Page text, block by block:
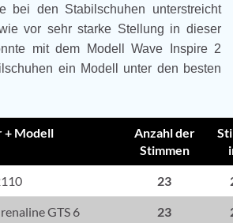
bei den Stabilschuhen unterstreicht
vor sehr starke Stellung in dieser
mit dem Modell Wave Inspire 2
ein Modell unter den besten
+ Modell
Anzahl der
Stimmen
23
GTS 6 23